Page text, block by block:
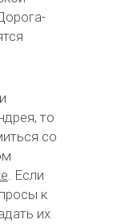
то
со
. Если
к
их